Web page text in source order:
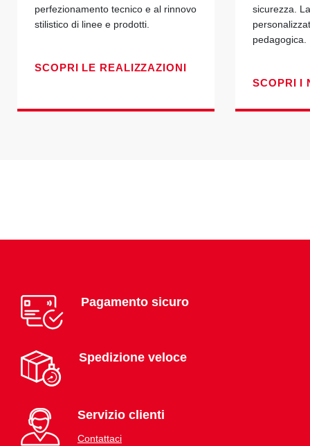
perfezionamento tecnico e al rinnovo
stilistico di linee e prodotti.
SCOPRI LE REALIZZAZIONI
sicurezza.
pedagogica.
SCOPRI I
Pagamento sicuro
Spedizione veloce
Servizio clienti
Contattaci